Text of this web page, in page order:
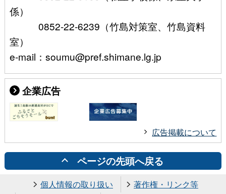
係）
0852-22-6239（竹島対策室、竹島資料
室）
e-mail：soumu@pref.shimane.lg.jp
企業広告
広告掲載について
ページの先頭へ戻る
個人情報の取り扱い
著作権・リンク等